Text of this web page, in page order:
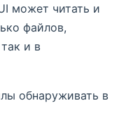
может читать и
файлов,
так и в
обнаруживать в